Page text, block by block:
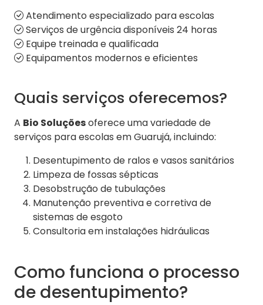
Atendimento especializado para escolas
Serviços de urgência disponíveis 24 horas
Equipe treinada e qualificada
Equipamentos modernos e eficientes
Quais serviços oferecemos?
A Bio Soluçõesoferece uma variedade de
serviços para escolas em Guarujá, incluindo:
Desentupimento de ralos e vasos sanitários
Limpeza de fossas sépticas
Desobstrução de tubulações
Manutenção preventiva e corretiva de
sistemas de esgoto
Consultoria em instalações hidráulicas
Como funciona o processo
de desentupimento?